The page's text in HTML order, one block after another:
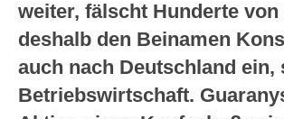
weiter, fälscht Hunderte
deshalb den Beinamen
auch nach Deutschland
Betriebswirtschaft.